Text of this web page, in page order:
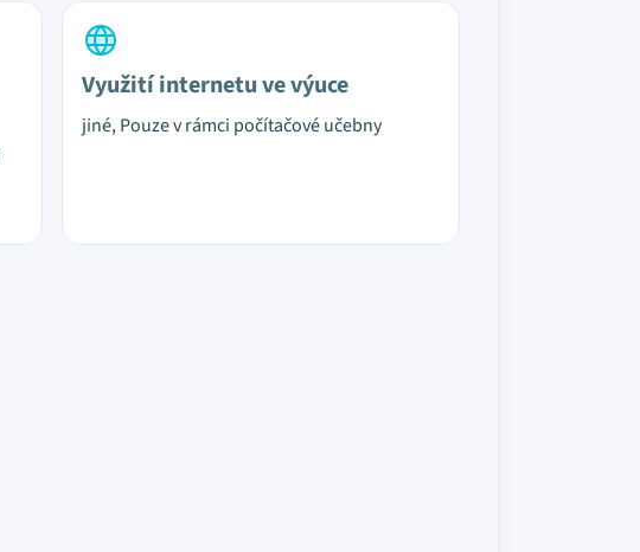
Využití internetu ve výuce
jiné, Pouze v rámci počítačové učebny